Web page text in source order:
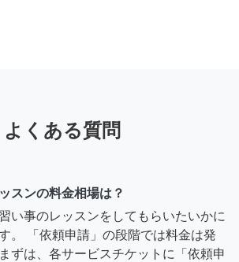
よくある質問
スンの料金相場は？
い事のレッスンをしてもらいたいかに
。 「依頼申請」の段階では料金は発
ずは、各サービスチケットに「依頼申